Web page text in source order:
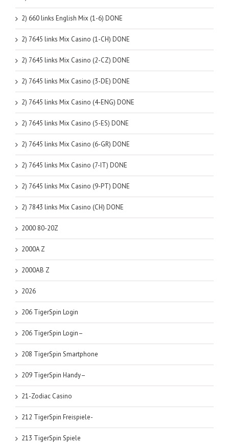
2) 660 links English Mix (1-6) DONE
2) 7645 links Mix Casino (1-CH) DONE
2) 7645 links Mix Casino (2-CZ) DONE
2) 7645 links Mix Casino (3-DE) DONE
2) 7645 links Mix Casino (4-ENG) DONE
2) 7645 links Mix Casino (5-ES) DONE
2) 7645 links Mix Casino (6-GR) DONE
2) 7645 links Mix Casino (7-IT) DONE
2) 7645 links Mix Casino (9-PT) DONE
2) 7843 links Mix Casino (CH) DONE
2000 80-20Z
2000A Z
2000AB Z
2026
206 TigerSpin Login
206 TigerSpin Login–
208 TigerSpin Smartphone
209 TigerSpin Handy–
21-Zodiac Casino
212 TigerSpin Freispiele-
213 TigerSpin Spiele